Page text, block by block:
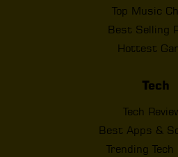
Top Music
Best Selling
Hottest
Tech
Tech
Best Apps &
Trending Tech